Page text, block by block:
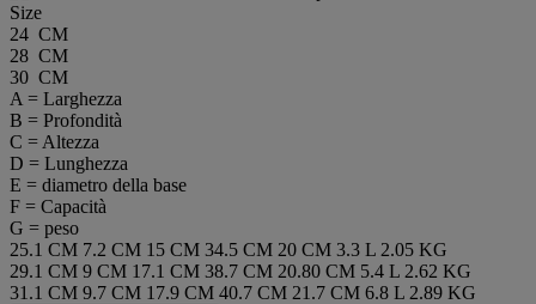
Size
24 CM
28 CM
30 CM
A = Larghezza
B = Profondità
C = Altezza
D = Lunghezza
E = diametro della base
F = Capacità
G = peso
25.1 CM 7.2 CM 15 CM 34.5 CM 20 CM 3.3 L 2.05 KG
29.1 CM 9 CM 17.1 CM 38.7 CM 20.80 CM 5.4 L 2.62 KG
31.1 CM 9.7 CM 17.9 CM 40.7 CM 21.7 CM 6.8 L 2.89 KG